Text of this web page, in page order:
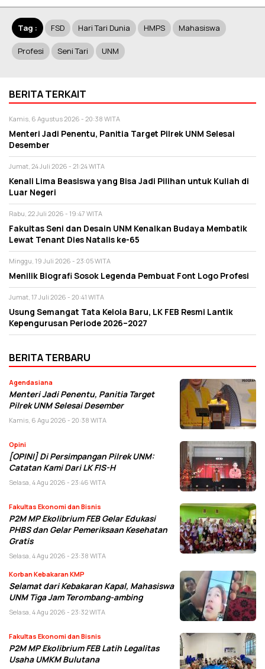
Tag : FSD Hari Tari Dunia HMPS Mahasiswa
Profesi Seni Tari UNM
BERITA TERKAIT
Kamis, 6 Agustus 2026 - 20:38 WITA
Menteri Jadi Penentu, Panitia Target Pilrek UNM Selesai
Desember
Jumat, 24 Juli 2026 - 21:24 WITA
Kenali Lima Beasiswa yang Bisa Jadi Pilihan untuk Kuliah di
Luar Negeri
Rabu, 22 Juli 2026 - 19:47 WITA
Fakultas Seni dan Desain UNM Kenalkan Budaya Membatik
Lewat Tenant Dies Natalis ke-65
Minggu, 19 Juli 2026 - 23:05 WITA
Menilik Biografi Sosok Legenda Pembuat Font Logo Profesi
Jumat, 17 Juli 2026 - 20:41 WITA
Usung Semangat Tata Kelola Baru, LK FEB Resmi Lantik
Kepengurusan Periode 2026–2027
BERITA TERBARU
Agendasiana
Menteri Jadi Penentu, Panitia Target
Pilrek UNM Selesai Desember
Kamis, 6 Agu 2026 - 20:38 WITA
Opini
[OPINI] Di Persimpangan Pilrek UNM:
Catatan Kami Dari LK FIS-H
Selasa, 4 Agu 2026 - 23:46 WITA
Fakultas Ekonomi dan Bisnis
P2M MP Ekolibrium FEB Gelar Edukasi
PHBS dan Gelar Pemeriksaan Kesehatan
Gratis
Selasa, 4 Agu 2026 - 23:38 WITA
Korban Kebakaran KMP
Selamat dari Kebakaran Kapal, Mahasiswa
UNM Tiga Jam Terombang-ambing
Selasa, 4 Agu 2026 - 23:32 WITA
Fakultas Ekonomi dan Bisnis
P2M MP Ekolibrium FEB Latih Legalitas
Usaha UMKM Bulutana